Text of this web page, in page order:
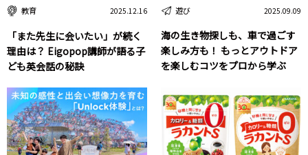
教育 2025.12.16
「また先生に会いたい」が続く
理由は？ Eigopop講師が語る子
ども英会話の秘訣
遊び 2025.09.09
海の生き物探しも、車で過ごす
楽しみ方も！ もっとアウトドア
を楽しむコツをプロから学ぶ